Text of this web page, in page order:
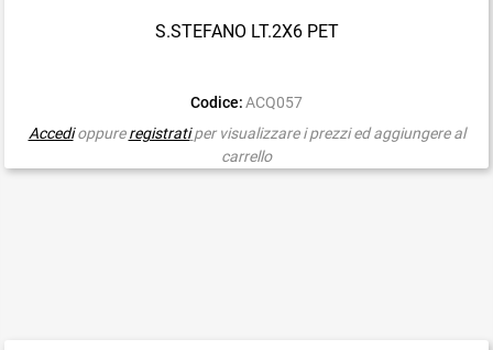
S.STEFANO LT.2X6 PET
Codice: ACQ057
Accedioppureregistrati per visualizzare i prezzi ed aggiungere al
carrello